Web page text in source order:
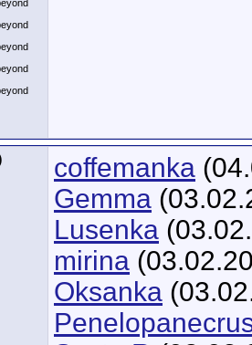
coffemanka
Gemma
Lusenka
mirina
Oksanka